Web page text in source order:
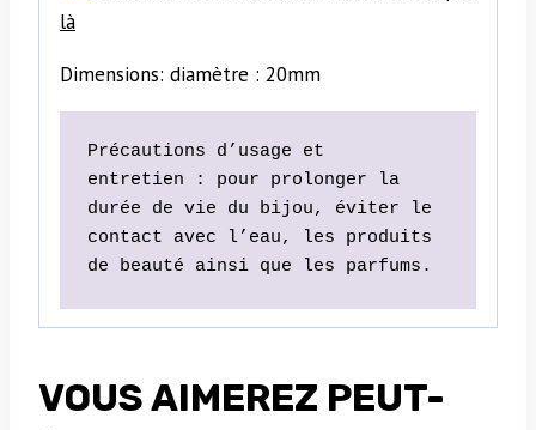
là
Dimensions: diamètre : 20mm
Précautions d’usage et
entretien : pour prolonger la
durée de vie du bijou, éviter le
contact avec l’eau, les produits
de beauté ainsi que les parfums.
VOUS AIMEREZ PEUT-